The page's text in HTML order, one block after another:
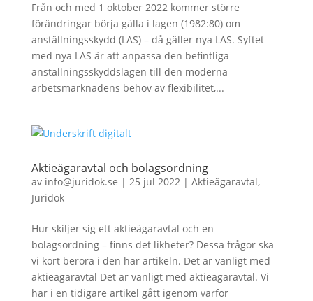
Från och med 1 oktober 2022 kommer större
förändringar börja gälla i lagen (1982:80) om
anställningsskydd (LAS) – då gäller nya LAS. Syftet
med nya LAS är att anpassa den befintliga
anställningsskyddslagen till den moderna
arbetsmarknadens behov av flexibilitet,...
Aktieägaravtal och bolagsordning
av info@juridok.se | 25 jul 2022| Aktieägaravtal,
Juridok
Hur skiljer sig ett aktieägaravtal och en
bolagsordning – finns det likheter? Dessa frågor ska
vi kort beröra i den här artikeln. Det är vanligt med
aktieägaravtal Det är vanligt med aktieägaravtal. Vi
har i en tidigare artikel gått igenom varför